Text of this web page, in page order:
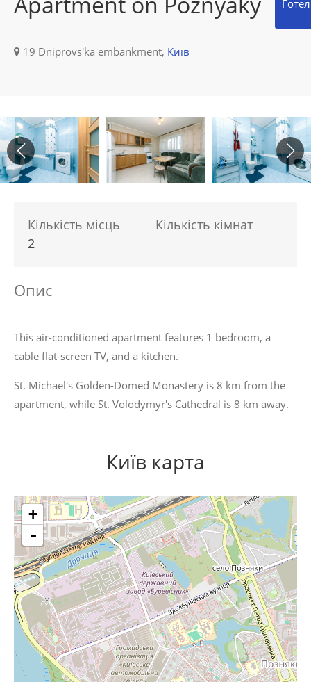
19 Dniprovs'ka embankment, Київ
Кількість місць
2
Кількість кімнат
Опис
This air-conditioned apartment features 1 bedroom, a
cable flat-screen TV, and a kitchen.
St. Michael's Golden-Domed Monastery is 8 km from the
apartment, while St. Volodymyr's Cathedral is 8 km away.
Київ карта
+
-